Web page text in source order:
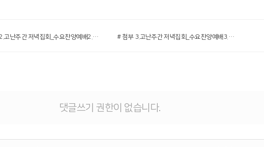
# 첨부 2.고난주간 저녁집회_수요찬양예배2.png # 첨부 3.고난주간 저녁집회_수요찬양예배3.png
댓글쓰기 권한이 없습니다.